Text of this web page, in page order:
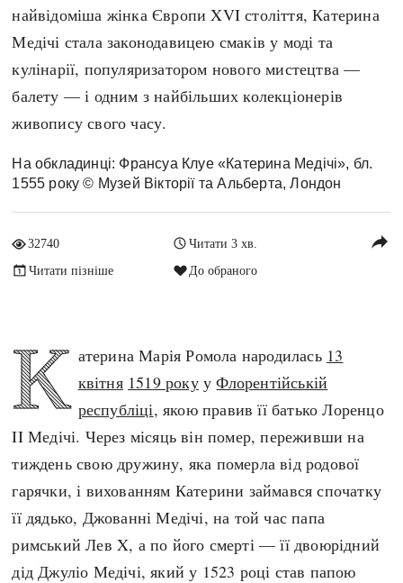
Рубрики
Авіація і космонавтика
Архітектура і будівництво
Катастрофи
Людина і суспільство
Наука, освіта і техніка
Політика
Релігія
Розваги і дозвілля
Спорт
Чудеса світу
Україна
Княжа доба
Україна радянська
Регіони
Австралія
Азія
Хронологія
Високе Середньовіччя
Пізнє Середньовіччя
Нова історія
Новітня історія
Наш час
Індекси
Нові статті
Популярні статті
найвідоміша жінка Європи XVI століття, Катерина
Медічі стала законодавицею смаків у моді та
кулінарії, популяризатором нового мистецтва —
балету — і одним з найбільших колекціонерів
живопису свого часу.
На обкладинці: Франсуа Клуе «Катерина Медічі», бл.
1555 року © Музей Вікторії та Альберта, Лондон
32740
Читати 3 хв.
Читати пізніше
До обраного
reply
К атерина Марія Ромола народилась 13
квітня 1519 рокууФлорентійській
республіці, якою правив її батько Лоренцо
II Медічі. Через місяць він помер, переживши на
тиждень свою дружину, яка померла від родової
гарячки, і вихованням Катерини займався спочатку
її дядько, Джованні Медічі, на той час папа
римський Лев X, а по його смерті — її двоюрідний
дід Джуліо Медічі, який у 1523 році став папою